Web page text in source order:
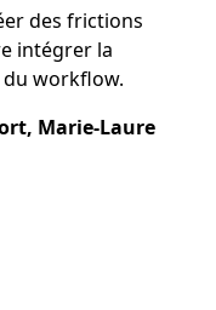
des frictions
intégrer la
workflow.
Marie-Laure